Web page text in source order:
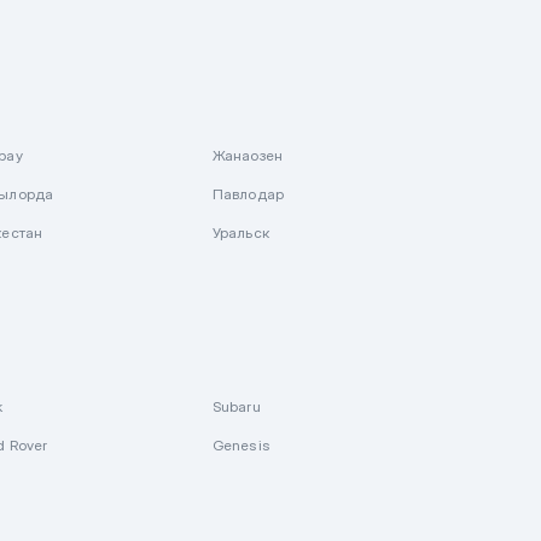
Жанаозен
Павлодар
Уральск
Subaru
Rover Genesis